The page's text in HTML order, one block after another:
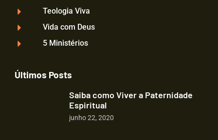
Teologia Viva
Vida com Deus
5 Ministérios
Últimos Posts
Saiba como Viver a Paternidade
Espiritual
junho 22, 2020